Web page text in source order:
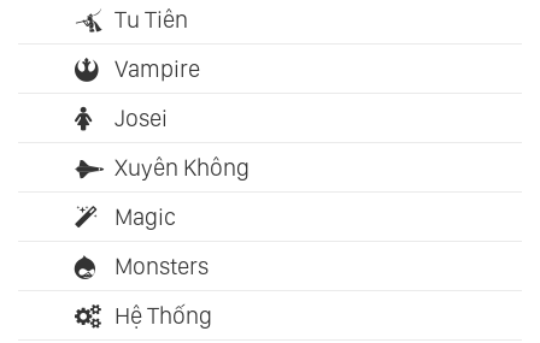
Tu Tiên
Vampire
Josei
Xuyên Không
Magic
Monsters
Hệ Thống